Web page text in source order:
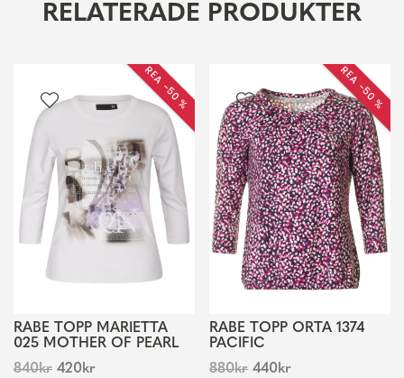
RELATERADE PRODUKTER
REA −50 %
RABE TOPP MARIETTA
025 MOTHER OF PEARL
840kr 420kr
REA −50 %
RABE TOPP ORTA 1374
PACIFIC
880kr 440kr